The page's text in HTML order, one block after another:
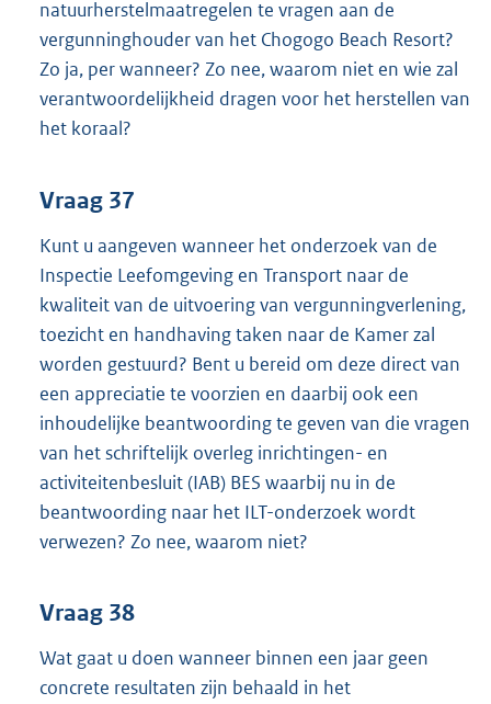
natuurherstelmaatregelen te vragen aan de
vergunninghouder van het Chogogo Beach Resort?
Zo ja, per wanneer? Zo nee, waarom niet en wie zal
verantwoordelijkheid dragen voor het herstellen van
het koraal?
Vraag 37
Kunt u aangeven wanneer het onderzoek van de
Inspectie Leefomgeving en Transport naar de
kwaliteit van de uitvoering van vergunningverlening,
toezicht en handhaving taken naar de Kamer zal
worden gestuurd? Bent u bereid om deze direct van
een appreciatie te voorzien en daarbij ook een
inhoudelijke beantwoording te geven van die vragen
van het schriftelijk overleg inrichtingen- en
activiteitenbesluit (IAB) BES waarbij nu in de
beantwoording naar het ILT-onderzoek wordt
verwezen? Zo nee, waarom niet?
Vraag 38
Wat gaat u doen wanneer binnen een jaar geen
concrete resultaten zijn behaald in het